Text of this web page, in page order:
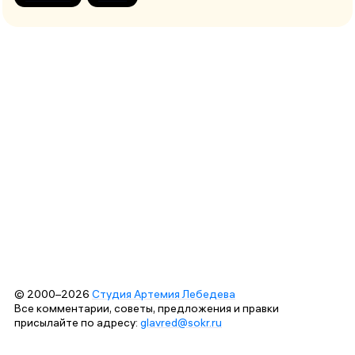
© 2000–2026 Студия Артемия Лебедева
Все комментарии, советы, предложения и правки
присылайте по адресу: glavred@sokr.ru